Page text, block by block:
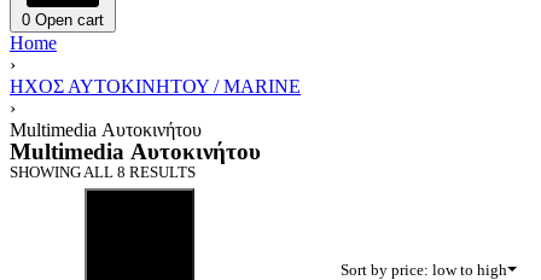
0 Open cart
Home
›
ΗΧΟΣ ΑΥΤΟΚΙΝΗΤΟΥ / MARINE
›
Multimedia Αυτοκινήτου
Multimedia Αυτοκινήτου
SHOWING ALL 8 RESULTS
Sort by price: low to high